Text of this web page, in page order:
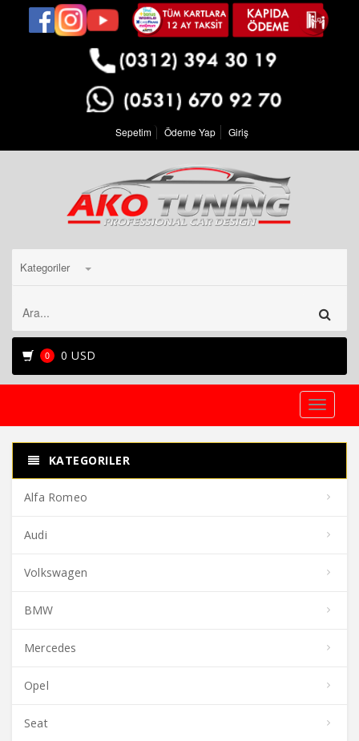
Sepetim Ödeme Yap Giriş
Kategoriler
0 0 USD
Toggle
KATEGORILER
Alfa Romeo
Audi
Volkswagen
BMW
Mercedes
Opel
Seat